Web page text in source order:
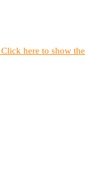
here to show the